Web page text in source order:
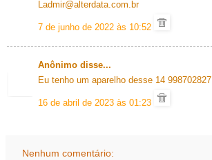
Ladmir@alterdata.com.br
7 de junho de 2022 às 10:52
Anônimo disse...
Eu tenho um aparelho desse 14 998702827
16 de abril de 2023 às 01:23
Nenhum comentário: